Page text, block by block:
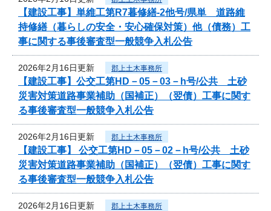
【建設工事】単維工第R7暮修繕-2他号/県単 道路維
持修繕（暮らしの安全・安心確保対策）他（債務）工
事に関する事後審査型一般競争入札公告
2026年2月16日更新 郡上土木事務所
【建設工事】公交工第HD－05－03－h号/公共 土砂
災害対策道路事業補助（国補正）（翌債）工事に関す
る事後審査型一般競争入札公告
2026年2月16日更新 郡上土木事務所
【建設工事】 公交工第HD－05－02－h号/公共 土砂
災害対策道路事業補助（国補正）（翌債）工事に関す
る事後審査型一般競争入札公告
2026年2月16日更新 郡上土木事務所